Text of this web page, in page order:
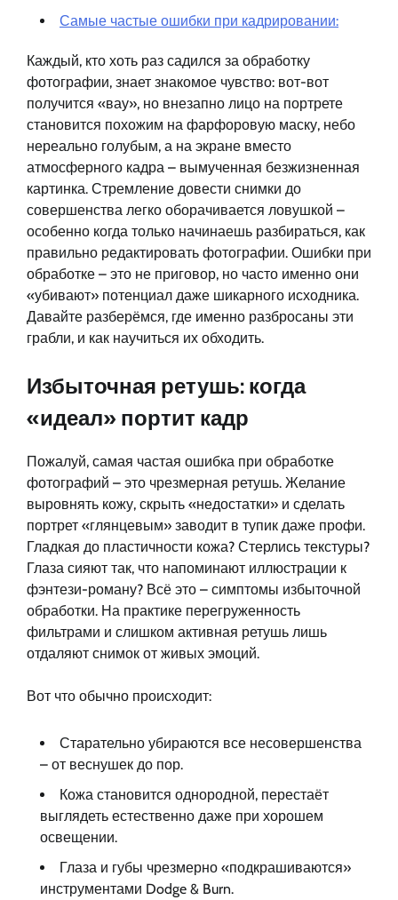
Самые частые ошибки при кадрировании:
Каждый, кто хоть раз садился за обработку
фотографии, знает знакомое чувство: вот-вот
получится «вау», но внезапно лицо на портрете
становится похожим на фарфоровую маску, небо
нереально голубым, а на экране вместо
атмосферного кадра – вымученная безжизненная
картинка. Стремление довести снимки до
совершенства легко оборачивается ловушкой –
особенно когда только начинаешь разбираться, как
правильно редактировать фотографии. Ошибки при
обработке – это не приговор, но часто именно они
«убивают» потенциал даже шикарного исходника.
Давайте разберёмся, где именно разбросаны эти
грабли, и как научиться их обходить.
Избыточная ретушь: когда
«идеал» портит кадр
Пожалуй, самая частая ошибка при обработке
фотографий – это чрезмерная ретушь. Желание
выровнять кожу, скрыть «недостатки» и сделать
портрет «глянцевым» заводит в тупик даже профи.
Гладкая до пластичности кожа? Стерлись текстуры?
Глаза сияют так, что напоминают иллюстрации к
фэнтези-роману? Всё это – симптомы избыточной
обработки. На практике перегруженность
фильтрами и слишком активная ретушь лишь
отдаляют снимок от живых эмоций.
Вот что обычно происходит:
Старательно убираются все несовершенства
– от веснушек до пор.
Кожа становится однородной, перестаёт
выглядеть естественно даже при хорошем
освещении.
Глаза и губы чрезмерно «подкрашиваются»
инструментами Dodge & Burn.